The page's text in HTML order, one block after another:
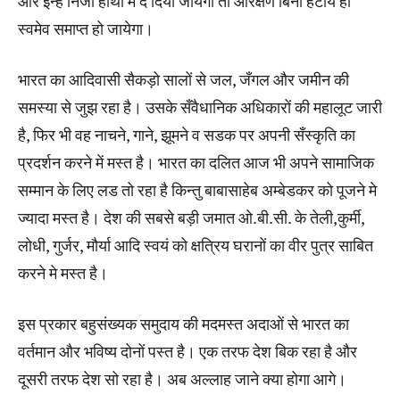
स्वमेव समाप्त हो जायेगा।
भारत का आदिवासी सैकड़ो सालों से जल, जँगल और जमीन की
समस्या से जुझ रहा है। उसके सँवैधानिक अधिकारों की महालूट जारी
है, फिर भी वह नाचने, गाने, झूमने व सडक पर अपनी सँस्कृति का
प्रदर्शन करने में मस्त है। भारत का दलित आज भी अपने सामाजिक
सम्मान के लिए लड तो रहा है किन्तु बाबासाहेब अम्बेडकर को पूजने मे
ज्यादा मस्त है। देश की सबसे बड़ी जमात ओ.बी.सी. के तेली,कुर्मी,
लोधी, गुर्जर, मौर्या आदि स्वयं को क्षत्रिय घरानों का वीर पुत्र साबित
करने मे मस्त है।
इस प्रकार बहुसंख्यक समुदाय की मदमस्त अदाओं से भारत का
वर्तमान और भविष्य दोनों पस्त है। एक तरफ देश बिक रहा है और
दूसरी तरफ देश सो रहा है। अब अल्लाह जाने क्या होगा आगे।